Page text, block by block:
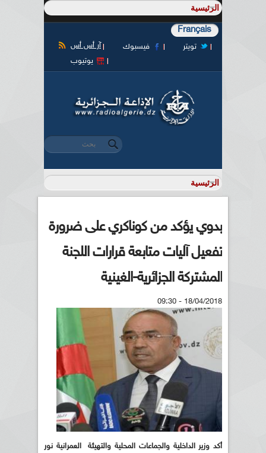
Français
آر أس أس فيسبوك
تويتر
يوتيوب
استمارة البحث
‏بحث ‏
بدوي يؤكد من كوناكري على ضرورة
تفعيل آليات متابعة قرارات اللجنة
المشتركة الجزائرية-الغينية
18/04/2018 - 09:30
أكد وزير الداخلية والجماعات المحلية والتهيئة العمرانية نور